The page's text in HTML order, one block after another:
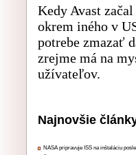
Kedy Avast
okrem iného v
potrebe zmazať
zrejme má na
užívateľov.
Najnovšie
NASA pripravuje ISS na inštaláciu